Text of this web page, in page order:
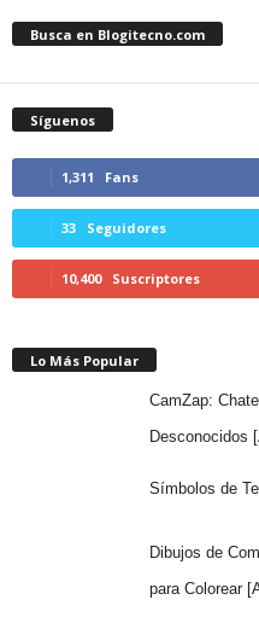
Busca en Blogitecno.com
Síguenos
1,311 Fans
33 Seguidores
10,400 Suscriptores
Lo Más Popular
CamZap:
Desconocidos
Símbolos de
Dibujos de
para Colorear